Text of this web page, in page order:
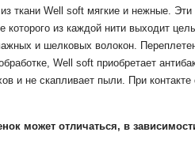
ткани Well soft мягкие и нежные. Эти
которого из каждой нити выходит
и шелковых волокон.
Well soft приобретает
и не скапливает пыли. При
может отличаться, в